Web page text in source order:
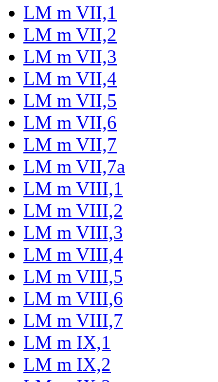
LM m VII,1
LM m VII,2
LM m VII,3
LM m VII,4
LM m VII,5
LM m VII,6
LM m VII,7
LM m VII,7a
LM m VIII,1
LM m VIII,2
LM m VIII,3
LM m VIII,4
LM m VIII,5
LM m VIII,6
LM m VIII,7
LM m IX,1
LM m IX,2